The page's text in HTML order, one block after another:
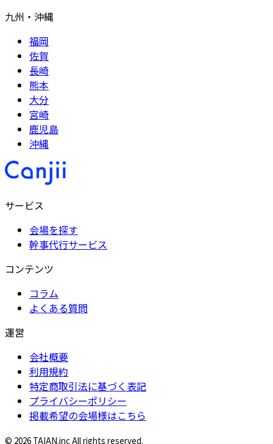
九州・沖縄
福岡
佐賀
長崎
熊本
大分
宮崎
鹿児島
沖縄
サービス
会場を探す
幹事代行サービス
コンテンツ
コラム
よくある質問
運営
会社概要
利用規約
特定商取引法に基づく表記
プライバシーポリシー
掲載希望の会場様はこちら
© 2026 TAIAN.inc All rights reserved.